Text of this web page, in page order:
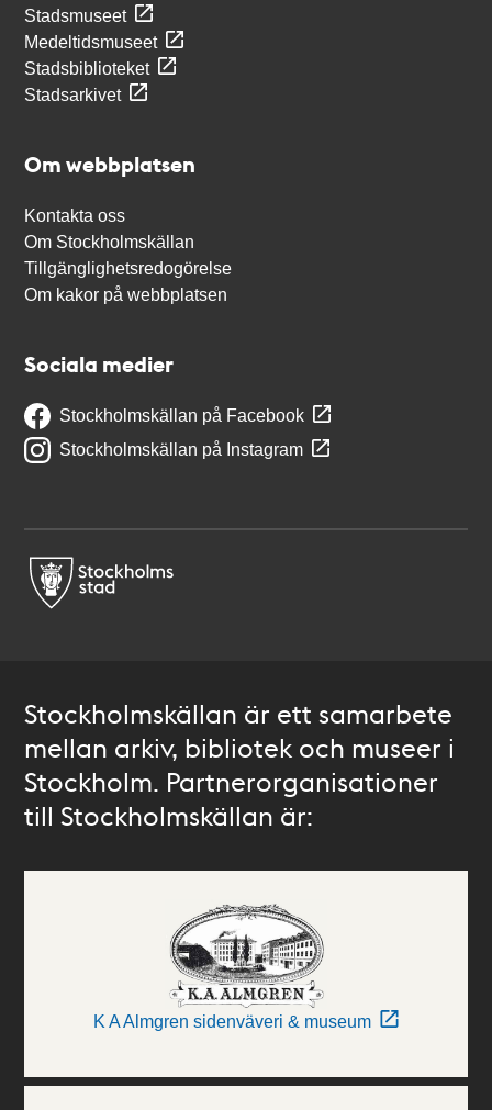
Stadsmuseet
Medeltidsmuseet
Stadsbiblioteket
Stadsarkivet
Om webbplatsen
Kontakta oss
Om Stockholmskällan
Tillgänglighetsredogörelse
Om kakor på webbplatsen
Sociala medier
Stockholmskällan på Facebook
Stockholmskällan på Instagram
Stockholmskällan är ett samarbete
mellan arkiv, bibliotek och museer i
Stockholm. Partnerorganisationer
till Stockholmskällan är:
K A Almgren sidenväveri & museum